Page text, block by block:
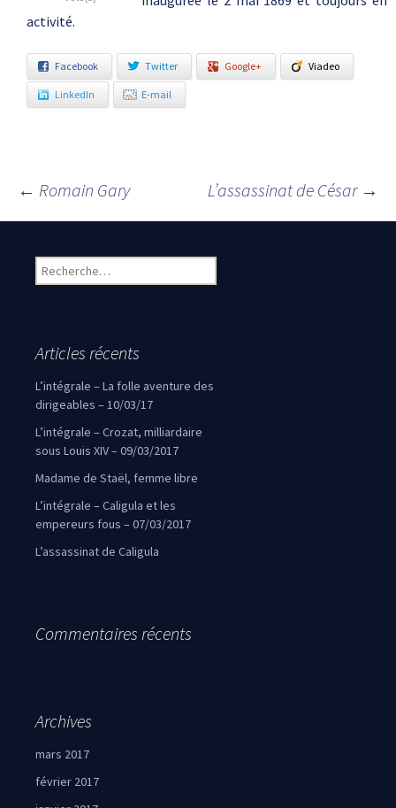
activité.
Facebook Twitter Google+ Viadeo
LinkedIn E-mail
Navigation des articles
← Romain Gary L’assassinat de César →
Rechercher :
Articles récents
L’intégrale – La folle aventure des
dirigeables – 10/03/17
L’intégrale – Crozat, milliardaire
sous Louis XIV – 09/03/2017
Madame de Staël, femme libre
L’intégrale – Caligula et les
empereurs fous – 07/03/2017
L’assassinat de Caligula
Commentaires récents
Archives
mars 2017
février 2017